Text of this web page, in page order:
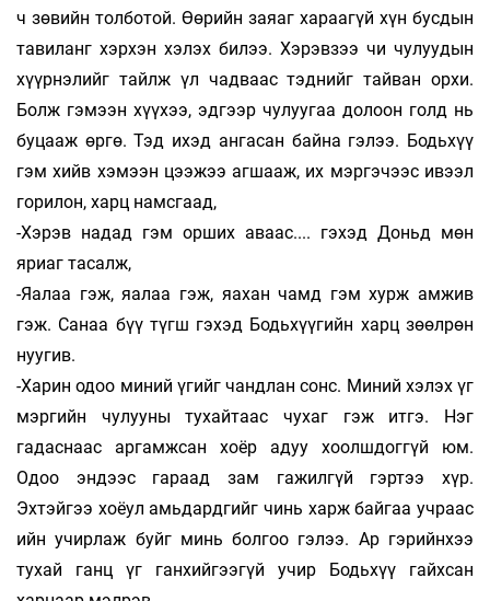
ч зөвийн толботой. Өөрийн заяаг хараагүй хүн бусдын
тавиланг хэрхэн хэлэх билээ. Хэрэвзээ чи чулуудын
хүүрнэлийг тайлж үл чадваас тэднийг тайван орхи.
Болж гэмээн хүүхээ, эдгээр чулуугаа долоон голд нь
буцааж өргө. Тэд ихэд ангасан байна гэлээ. Бодьхүү
гэм хийв хэмээн цээжээ агшааж, их мэргэчээс ивээл
горилон, харц намсгаад,
-Хэрэв надад гэм орших аваас.... гэхэд Доньд мөн
яриаг тасалж,
-Яалаа гэж, яалаа гэж, яахан чамд гэм хурж амжив
гэж. Санаа бүү түгш гэхэд Бодьхүүгийн харц зөөлрөн
нуугив.
-Харин одоо миний үгийг чандлан сонс. Миний хэлэх үг
мэргийн чулууны тухайтаас чухаг гэж итгэ. Нэг
гадаснаас аргамжсан хоёр адуу хоолшдоггүй юм.
Одоо эндээс гараад зам гажилгүй гэртээ хүр.
Эхтэйгээ хоёул амьдардгийг чинь харж байгаа учраас
ийн учирлаж буйг минь болгоо гэлээ. Ар гэрийнхээ
тухай ганц үг ганхийгээгүй учир Бодьхүү гайхсан